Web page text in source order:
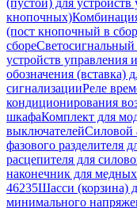
(пустой) для
кнопочных)
(пост кнопочный в
сбореСветосигнальный
устройств управления
обозначения (вставка)
сигнализацииРеле
кондиционирования
шкафаКомплект для
выключателейСиловой
фазового разделителя
расцепителя для
наконечник для
46235Шасси (корзина)
минимального